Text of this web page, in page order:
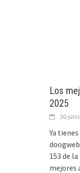
Los
2025
30
Ya
153 de
mejores